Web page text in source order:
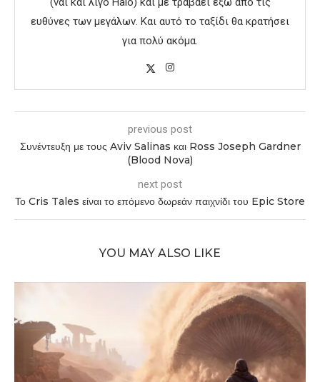
ευθύνες των μεγάλων. Και αυτό το ταξίδι θα κρατήσει
για πολύ ακόμα.
previous post
Συνέντευξη με τους Aviv Salinas και Ross Joseph Gardner
(Blood Nova)
next post
Το Cris Tales είναι το επόμενο δωρεάν παιχνίδι του Epic Store
YOU MAY ALSO LIKE